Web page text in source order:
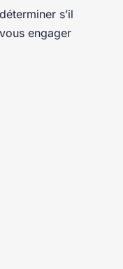
s’il
engager